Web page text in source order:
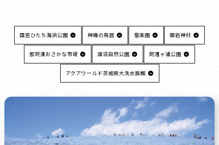
国営ひたち海浜公園 神磯の鳥居 偕楽園 御岩神社
那珂湊おさかな市場 涸沼自然公園 阿漕ヶ浦公園
アクアワールド茨城県大洗水族館